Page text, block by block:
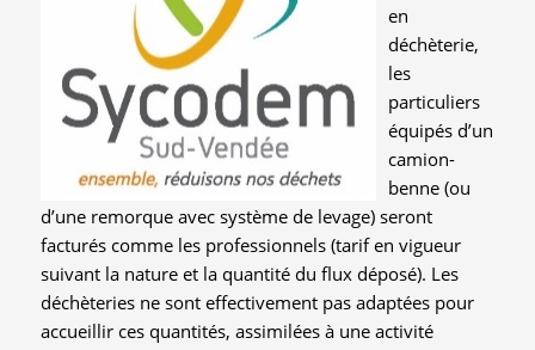
en
déchèterie,
les
particuliers
équipés d’un
camion-
benne (ou
d’une remorque avec système de levage) seront
facturés comme les professionnels (tarif en vigueur
suivant la nature et la quantité du flux déposé). Les
déchèteries ne sont effectivement pas adaptées pour
accueillir ces quantités, assimilées à une activité